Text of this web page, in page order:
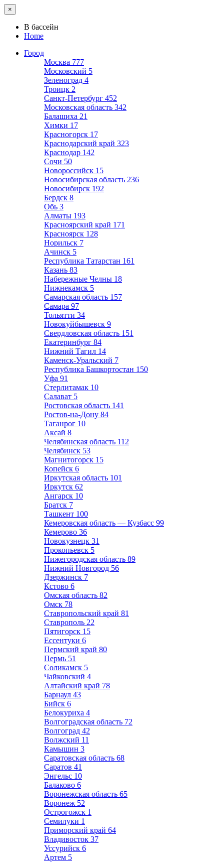
×
В бассейн
Home
Город
Москва 777
Московский 5
Зеленоград 4
Троицк 2
Санкт-Петербург 452
Московская область 342
Балашиха 21
Химки 17
Красногорск 17
Краснодарский край 323
Краснодар 142
Сочи 50
Новороссийск 15
Новосибирская область 236
Новосибирск 192
Бердск 8
Обь 3
Алматы 193
Красноярский край 171
Красноярск 128
Норильск 7
Ачинск 5
Республика Татарстан 161
Казань 83
Набережные Челны 18
Нижнекамск 5
Самарская область 157
Самара 97
Тольятти 34
Новокуйбышевск 9
Свердловская область 151
Екатеринбург 84
Нижний Тагил 14
Каменск-Уральский 7
Республика Башкортостан 150
Уфа 91
Стерлитамак 10
Салават 5
Ростовская область 141
Ростов-на-Дону 84
Таганрог 10
Аксай 8
Челябинская область 112
Челябинск 53
Магнитогорск 15
Копейск 6
Иркутская область 101
Иркутск 62
Ангарск 10
Братск 7
Ташкент 100
Кемеровская область — Кузбасс 99
Кемерово 36
Новокузнецк 31
Прокопьевск 5
Нижегородская область 89
Нижний Новгород 56
Дзержинск 7
Кстово 6
Омская область 82
Омск 78
Ставропольский край 81
Ставрополь 22
Пятигорск 15
Ессентуки 6
Пермский край 80
Пермь 51
Соликамск 5
Чайковский 4
Алтайский край 78
Барнаул 43
Бийск 6
Белокуриха 4
Волгоградская область 72
Волгоград 42
Волжский 11
Камышин 3
Саратовская область 68
Саратов 41
Энгельс 10
Балаково 6
Воронежская область 65
Воронеж 52
Острогожск 1
Семилуки 1
Приморский край 64
Владивосток 37
Уссурийск 6
Артем 5